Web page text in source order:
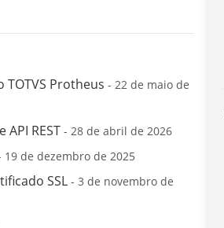
Protheus - 22 de maio de
REST - 28 de abril de 2026
19 de dezembro de 2025
SSL - 3 de novembro de